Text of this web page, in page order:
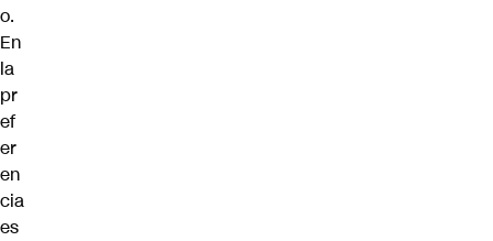
o.
En
la
pr
ef
er
en
cia
es